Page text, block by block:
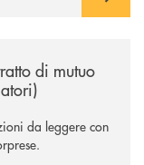
di mutuo
da leggere con